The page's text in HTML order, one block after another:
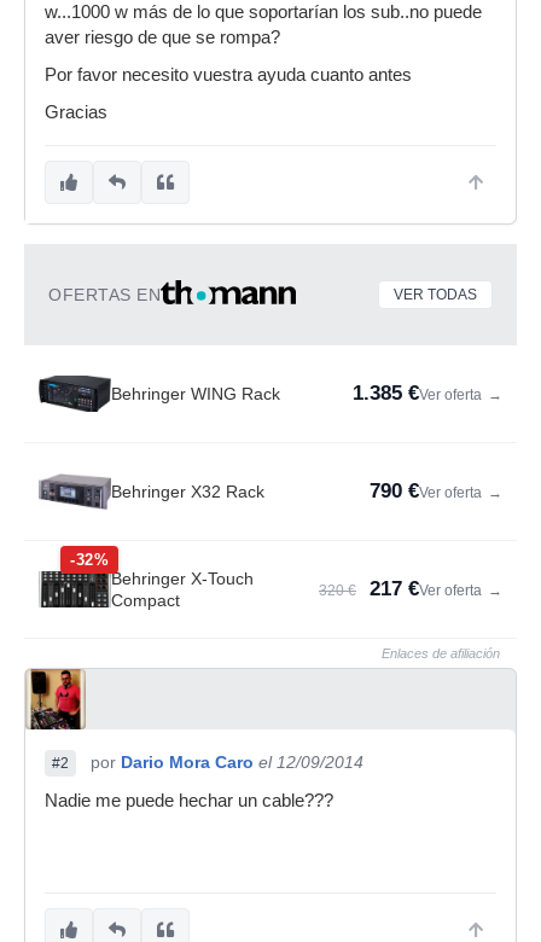
w...1000 w más de lo que soportarían los sub..no puede
aver riesgo de que se rompa?
Por favor necesito vuestra ayuda cuanto antes
Gracias
OFERTAS EN VER TODAS
Behringer WING Rack 1.385 €Ver oferta →
Behringer X32 Rack 790 €Ver oferta →
-32%
Behringer X-Touch
Compact
320 € 217 €Ver oferta →
Enlaces de afiliación
#2 por Dario Mora Caro el 12/09/2014
Nadie me puede hechar un cable???